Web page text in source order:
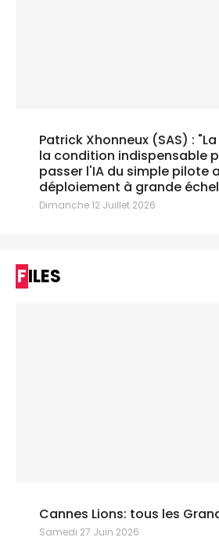
Patrick Xhonneux (SAS) :
la condition indispensable
passer l'IA du simple pilote
déploiement à grande
Dimanche 12 Juillet 2026
FILES
Cannes Lions: tous les
Samedi 27 Juin 2026